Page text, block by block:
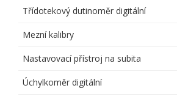
Třídotekový dutinoměr digitální
Mezní kalibry
Nastavovací přístroj na subita
Úchylkoměr digitální